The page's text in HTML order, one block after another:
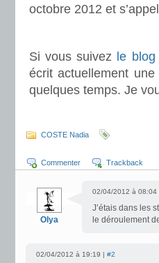
octobre 2012 et
Si vous suivez le blog
écrit actuellement une
quelques temps. Je
COSTE Nadia
Commenter Trackback
Olya
02/04/2012 à 08:04
J’étais dans les
le déroulement
02/04/2012 à 19:19 | #2